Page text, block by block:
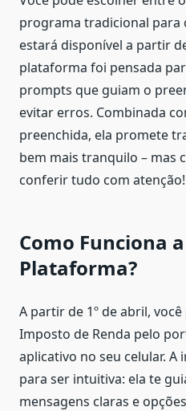
programa tradicional para
estará disponível a partir
plataforma foi pensada
prompts que guiam o
evitar erros. Combinada
preenchida, ela promete
bem mais tranquilo – mas
conferir tudo com atenção!
Como Funciona
Plataforma?
A partir de 1º de abril,
Imposto de Renda pelo
aplicativo no seu celular.
para ser intuitiva: ela te
mensagens claras e